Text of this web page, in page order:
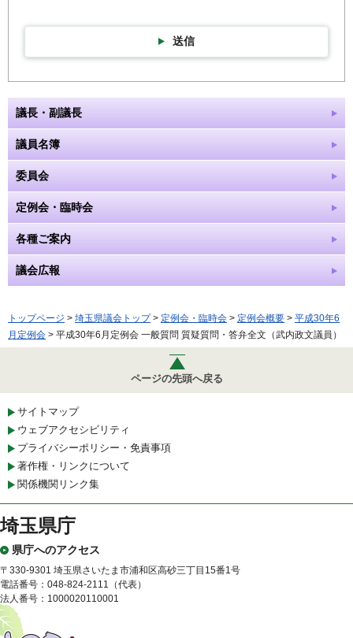
送信
議長・副議長
議員名簿
委員会
定例会・臨時会
各種ご案内
議会広報
トップページ > 埼玉県議会トップ> 定例会・臨時会 > 定例会概要 > 平成30年6
月定例会 > 平成30年6月定例会 一般質問 質疑質問・答弁全文（武内政文議員）
ページの先頭へ戻る
サイトマップ
ウェブアクセシビリティ
プライバシーポリシー・免責事項
著作権・リンクについて
関係機関リンク集
埼玉県庁
県庁へのアクセス
〒330-9301 埼玉県さいたま市浦和区高砂三丁目15番1号
電話番号：048-824-2111（代表）
法人番号：1000020110001